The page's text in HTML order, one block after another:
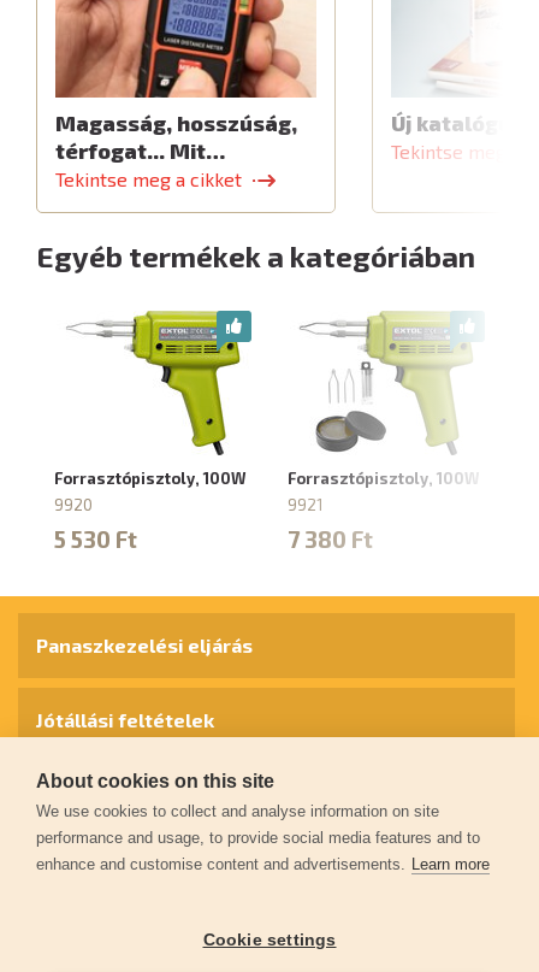
Magasság, hosszúság,
térfogat... Mit…
Tekintse meg a cikket
Új katalógus
Tekintse meg a
Egyéb termékek a kategóriában
Forrasztópisztoly, 100W
9920
5 530 Ft
Forrasztópisztoly, 100W
9921
7 380 Ft
Panaszkezelési eljárás
Jótállási feltételek
Személyes adatok védelme
Kapcsolat
Garancia regisztráció
About cookies on this site
We use cookies to collect and analyse information on site
performance and usage, to provide social media features and to
enhance and customise content and advertisements. Learn more
Cookie settings